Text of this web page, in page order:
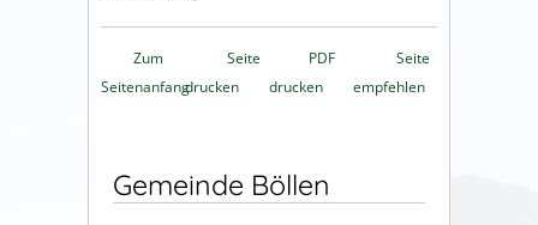
Zum
Seitenanfang
Seite
drucken
PDF
drucken
Seite
empfehlen
Gemeinde Böllen